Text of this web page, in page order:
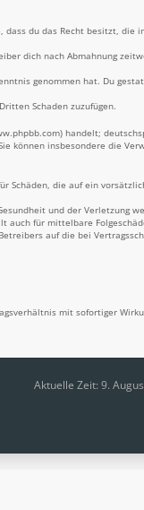
du das Recht besitzt, die
dich nach Abmahnung
genommen hat. Du
Schaden zuzufügen.
) handelt;
können insbesondere die
Schäden, die auf ein
und der Verletzung
für mittelbare
auf die bei
mit sofortiger
Aktuelle Zeit: 9.